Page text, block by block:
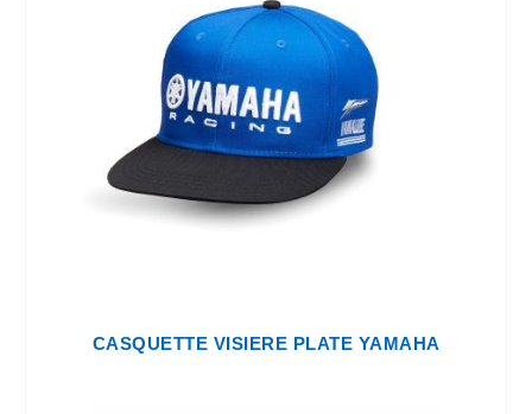
CASQUETTE VISIERE PLATE YAMAHA